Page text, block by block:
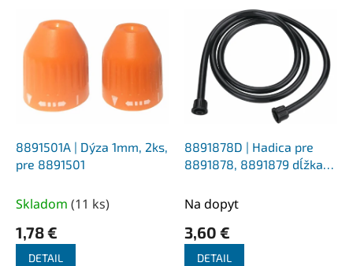
8891501A | Dýza 1mm, 2ks,
pre 8891501
Skladom (11 ks)
1,78 €
DETAIL
8891878D | Hadica pre
8891878, 8891879 dĺžka
Na dopyt
3,60 €
DETAIL